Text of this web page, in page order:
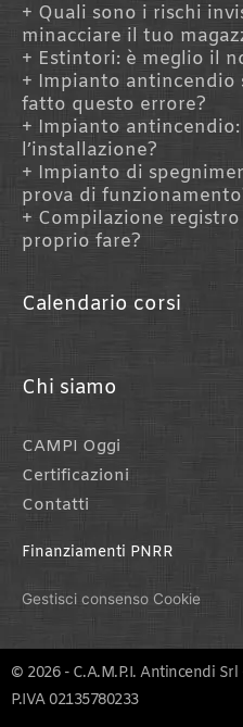
Quali sono i rischi
minacciare il tuo
Estintori: è meglio il
Impianto antincendio
fatto questo errore?
Impianto
l’installazione?
Impianto di
prova di
Compilazione
proprio fare?
Calendario corsi
Chi siamo
CAMPI Oggi
Certificazioni
Contatti
Finanziamenti PNRR
Gestisci consenso Cookie
© 2026 - C.A.M.P.I. Antincendi
P.IVA 02135780233